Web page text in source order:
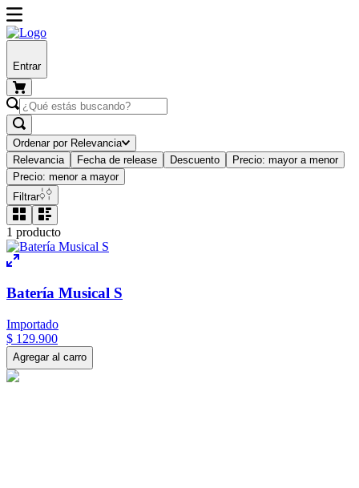
Entrar
Ordenar por Relevancia
Relevancia
Fecha de release Descuento
Precio: mayor a menor
Precio: menor a mayor
Filtrar
1 producto
Batería Musical S
Importado
$ 129.900
Agregar al carro